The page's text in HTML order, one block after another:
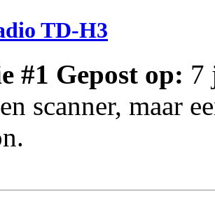
TD-H3
#1 Gepost op: 7
scanner, maar